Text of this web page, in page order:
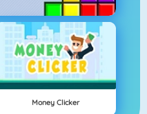
Money Clicker